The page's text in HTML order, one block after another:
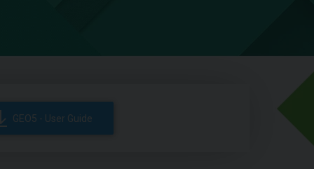
GEO5 - User Guide